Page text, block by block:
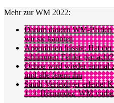
Mehr zur WM 2022:
Darum dauern WM-
wir sie kannten
Argentinien hässig: Hat
schlimmen Fehler gemacht?
Ochoa wird wieder einmal
und alle feiern ihn
Saudi-Verteidiger erleidet
+++ Hérnandez' WM